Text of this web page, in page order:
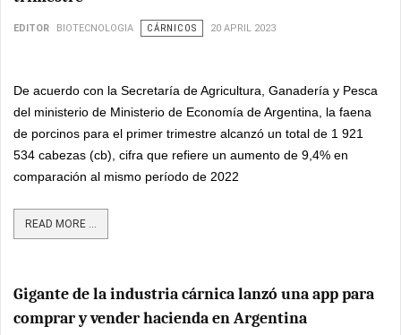
EDITOR BIOTECNOLOGIA CÁRNICOS 20 APRIL 2023
De acuerdo con la Secretaría de Agricultura, Ganadería y Pesca
del ministerio de Ministerio de Economía de Argentina, la faena
de porcinos para el primer trimestre alcanzó un total de 1 921
534 cabezas (cb), cifra que refiere un aumento de 9,4% en
comparación al mismo período de 2022
READ MORE ...
Gigante de la industria cárnica lanzó una app para
comprar y vender hacienda en Argentina